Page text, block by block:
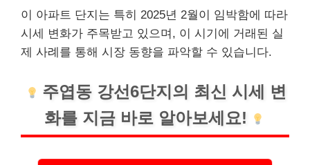
이 아파트 단지는 특히 2025년 2월이 임박함에 따라
시세 변화가 주목받고 있으며, 이 시기에 거래된 실
제 사례를 통해 시장 동향을 파악할 수 있습니다.
주엽동 강선6단지의 최신 시세 변
화를 지금 바로 알아보세요!